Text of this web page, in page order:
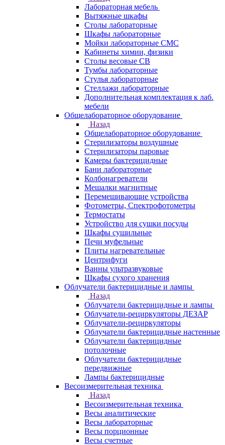
Лабораторная мебель
Вытяжные шкафы
Столы лабораторные
Шкафы лабораторные
Мойки лабораторные СМС
Кабинеты химии, физики
Столы весовые СВ
Тумбы лабораторные
Стулья лабораторные
Стеллажи лабораторные
Дополнительная комплектация к лаб.
мебели
Общелабораторное оборудование
Назад
Общелабораторное оборудование
Стерилизаторы воздушные
Стерилизаторы паровые
Камеры бактерицидные
Бани лабораторные
Колбонагреватели
Мешалки магнитные
Перемешивающие устройства
Фотометры, Спектрофотометры
Термостаты
Устройство для сушки посуды
Шкафы сушильные
Печи муфельные
Плиты нагревательные
Центрифуги
Ванны ультразвуковые
Шкафы сухого хранения
Облучатели бактерицидные и лампы
Назад
Облучатели бактерицидные и лампы
Облучатели-рециркуляторы ДЕЗАР
Облучатели-рециркуляторы
Облучатели бактерицидные настенные
Облучатели бактерицидные
потолочные
Облучатели бактерицидные
передвижные
Лампы бактерицидные
Весоизмерительная техника
Назад
Весоизмерительная техника
Весы аналитические
Весы лабораторные
Весы порционные
Весы счетные